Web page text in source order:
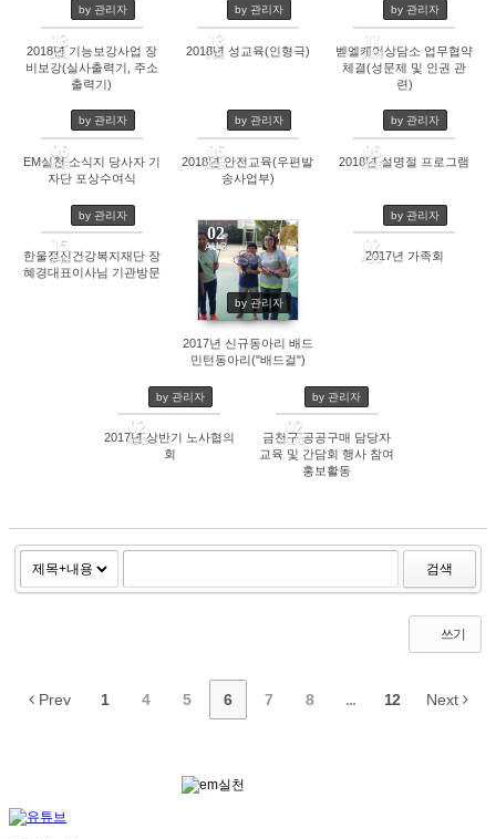
13
JUL
by 관리자
2277
2018년 기능보강사업 장
비보강(실사출력기, 주소
출력기)
13
JUL
by 관리자
2018년 성교육(인형극)
11
JUN
by 관리자
2375
벧엘케어상담소 업무협약
체결(성문제 및 인권 관
련)
06
MAR
by 관리자
1888
EM실천 소식지 당사자 기
자단 포상수여식
06
MAR
by 관리자
2018/03/06
Views 2136
2018년 안전교육(우편발
송사업부)
06
MAR
by 관리자
2018년 설명절 프로그램
15
JAN
by 관리자
2332
한울정신건강복지재단 장
혜경대표이사님 기관방문
02
AUG
by 관리자
2327
2017년 신규동아리 배드
민턴동아리("배드걸")
02
AUG
by 관리자
2017년 가족회
02
AUG
by 관리자
1996
2017년 상반기 노사협의
회
02
AUG
by 관리자
1830
금천구 공공구매 담당자
교육 및 간담회 행사 참여
홍보활동
검색
쓰기
Prev 1 4 5 6 7 8 ... 12 Next